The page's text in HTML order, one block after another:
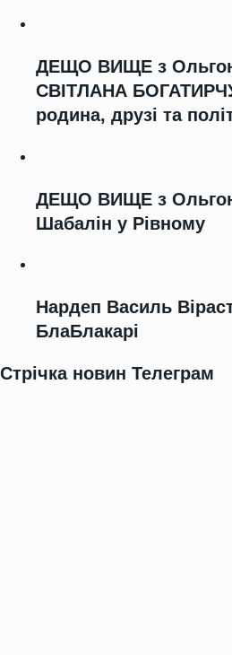
ДЕЩО ВИЩЕ з
СВІТЛАНА
родина, друзі та
ДЕЩО ВИЩЕ з
Шабалін у Рівному
Нардеп Василь
БлаБлакарі
Стрічка новин Телеграм